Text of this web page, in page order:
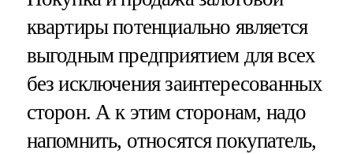
квартиры потенциально является
выгодным предприятием для всех
без исключения заинтересованных
сторон. А к этим сторонам, надо
напомнить, относятся покупатель,